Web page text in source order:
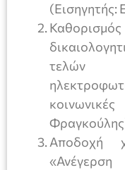
(Εισηγητής:
τελών
Αποδοχή